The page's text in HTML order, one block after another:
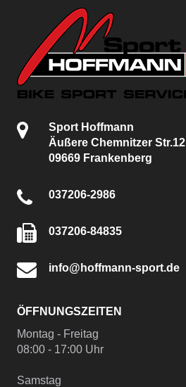
Sport Hoffmann
Äußere Chemnitzer Str.12
09669 Frankenberg
037206-2986
037206-84835
info@hoffmann-sport.de
ÖFFNUNGSZEITEN
Montag - Freitag
08:00 - 17:00 Uhr
Samstag